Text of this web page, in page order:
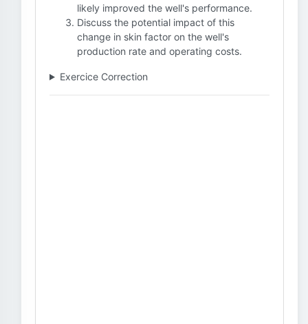
likely improved the well's performance.
Discuss the potential impact of this
change in skin factor on the well's
production rate and operating costs.
Exercice Correction